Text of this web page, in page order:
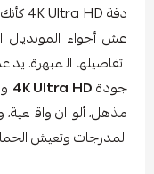
دقة 4K Ultra HD كأنك في قلب الحدث
عش أجواء المونديال
تفاصيلها المبهرة.
جودة4K Ultra HD و
مذهل، ألوان
المدرجات وتعيش